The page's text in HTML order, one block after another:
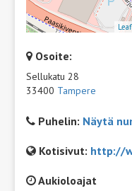
Osoite:
Sellukatu 28
33400 Tampere
Puhelin: Näytä
Kotisivut: http://
Aukioloajat